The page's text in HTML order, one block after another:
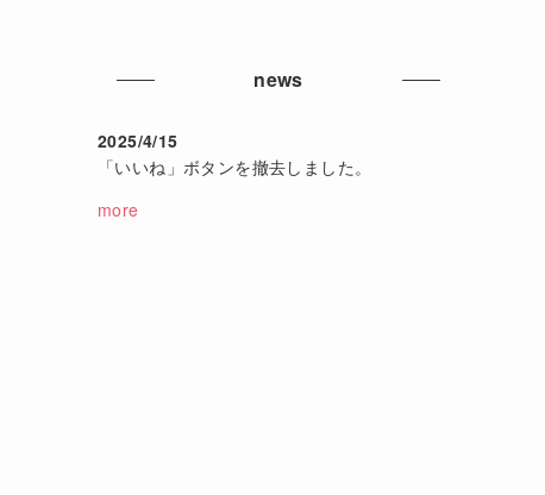
news
2025/4/15
「いいね」ボタンを撤去しました。
more